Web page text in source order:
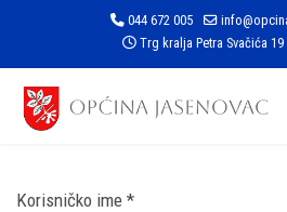
044 672 005
Trg kralja Petra Svačića
Korisničko ime *